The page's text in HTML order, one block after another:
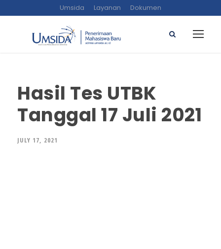
Umsida Layanan Dokumen
Hasil Tes UTBK
Tanggal 17 Juli 2021
JULY 17, 2021